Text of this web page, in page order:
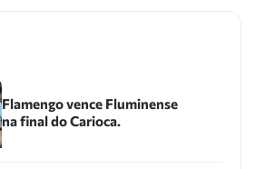
Flamengo vence Fluminense
na final do Carioca.